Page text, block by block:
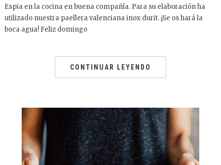
Espia en la cocina en buena compañía. Para su elaboración ha
utilizado nuestra paellera valenciana inox durit. ¡Se os hará la
boca agua! Feliz domingo
CONTINUAR LEYENDO